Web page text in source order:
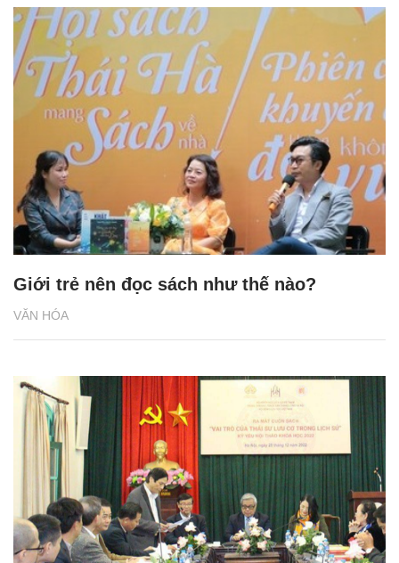
VĂN HÓA
Giới trẻ nên đọc sách như thế nào?